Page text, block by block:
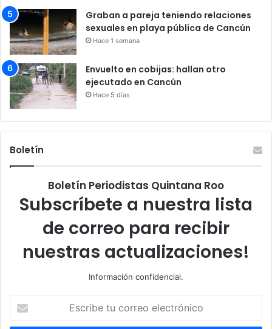
Graban a pareja teniendo relaciones
sexuales en playa pública de Cancún
Hace 1 semana
Envuelto en cobijas: hallan otro
ejecutado en Cancún
Hace 5 días
Boletín
Boletín Periodistas Quintana Roo
Subscríbete a nuestra lista
de correo para recibir
nuestras actualizaciones!
Información confidencial.
correo